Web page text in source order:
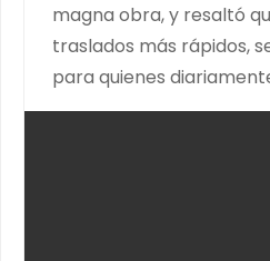
magna obra, y resaltó
traslados más rápidos,
para quienes